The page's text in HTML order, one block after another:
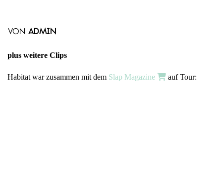
von admin
plus weitere Clips
Habitat war zusammen mit dem Slap Magazine auf Tour: